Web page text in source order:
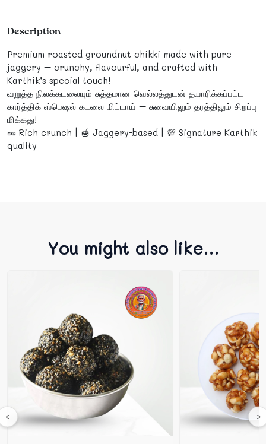
Description
Premium roasted groundnut chikki made with pure
jaggery – crunchy, flavourful, and crafted with
Karthik’s special touch!
வறுத்த நிலக்கடலையும் சுத்தமான வெல்லத்துடன் தயாரிக்கப்பட்ட
கார்த்திக் ஸ்பெஷல் கடலை மிட்டாய் – சுவையிலும் தரத்திலும் சிறப்பு
மிக்கது!
🥜 Rich crunch | 🍯 Jaggery-based | 💯 Signature Karthik
quality
You might also like...
‹ ›